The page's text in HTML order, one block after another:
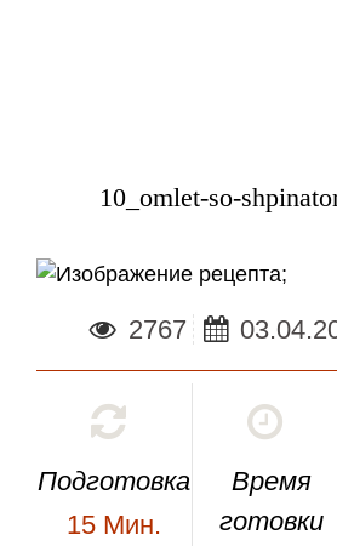
10_omlet-so-
;
2767
Подготовка
15 Мин.
Время
готовки